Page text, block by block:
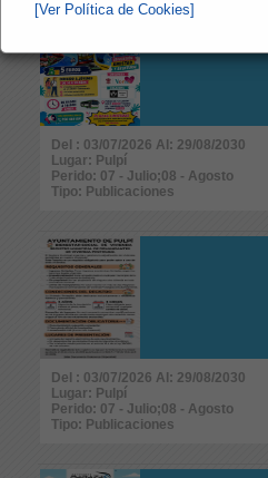
[Ver Política de Cookies]
Del : 03/07/2026 Al: 29/08/2030
Lugar: Pulpí
Perido: 07 - Julio;08 - Agosto
Tipo: Publicaciones
Del : 03/07/2026 Al: 29/08/2030
Lugar: Pulpí
Perido: 07 - Julio;08 - Agosto
Tipo: Publicaciones